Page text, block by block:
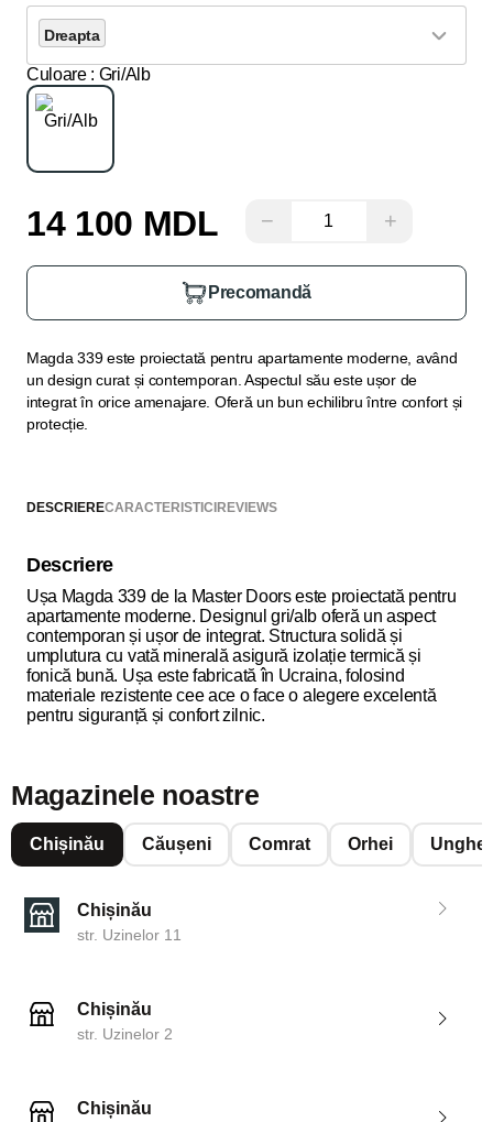
Dreapta
Culoare : Gri/Alb
14 100 MDL − +
Precomandă
Magda 339 este proiectată pentru apartamente moderne, având
un design curat și contemporan. Aspectul său este ușor de
integrat în orice amenajare. Oferă un bun echilibru între confort și
protecție.
DESCRIERECARACTERISTICI REVIEWS
Descriere
Ușa Magda 339 de la Master Doors este proiectată pentru
apartamente moderne. Designul gri/alb oferă un aspect
contemporan și ușor de integrat. Structura solidă și
umplutura cu vată minerală asigură izolație termică și
fonică bună. Ușa este fabricată în Ucraina, folosind
materiale rezistente cee ace o face o alegere excelentă
pentru siguranță și confort zilnic.
Magazinele noastre
Chișinău Căușeni Comrat Orhei
Chișinău
str. Uzinelor 11
Chișinău
str. Uzinelor 2
Chișinău